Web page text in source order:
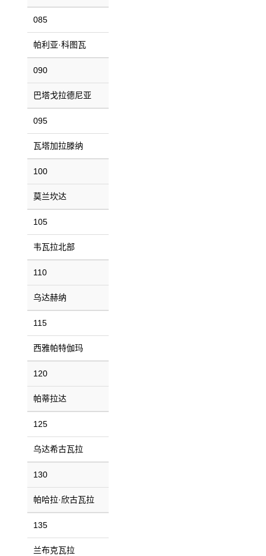
085
帕利亚·科图瓦
090
巴塔戈拉德尼亚
095
瓦塔加拉滕纳
100
莫兰坎达
105
韦瓦拉北部
110
乌达赫纳
115
西雅帕特伽玛
120
帕蒂拉达
125
乌达希古瓦拉
130
帕哈拉·欣古瓦拉
135
兰布克瓦拉